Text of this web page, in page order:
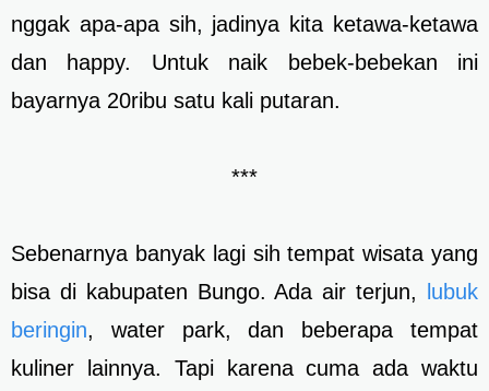
nggak apa-apa sih, jadinya kita ketawa-ketawa
dan happy. Untuk naik bebek-bebekan ini
bayarnya 20ribu satu kali putaran.
***
Sebenarnya banyak lagi sih tempat wisata yang
bisa di kabupaten Bungo. Ada air terjun,
lubuk
beringin, water park, dan beberapa tempat
kuliner lainnya. Tapi karena cuma ada waktu